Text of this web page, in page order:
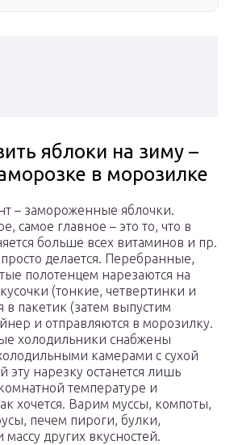
яблоки на зиму –
в морозилке
– замороженные яблочки.
самое главное – это то, что в
больше всех витаминов и пр.
делается. Перебранные,
полотенцем нарезаются на
(тонкие, четвертинки и
в пакетик (затем выпустим
и отправляются в морозилку.
холодильники снабжены
камерами с сухой
эту нарезку останется лишь
температуре и
хочется. Варим муссы, компоты,
печем пироги, булки,
других вкусностей.